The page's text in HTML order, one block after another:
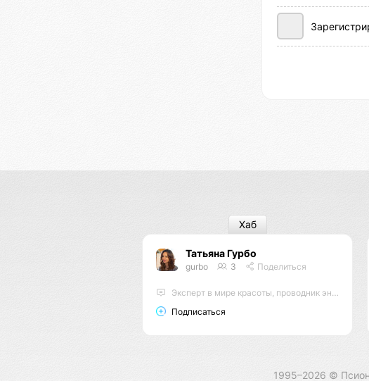
Татьяна Гурбо
gurbo 3 Поделиться
Эксперт в мире красоты, проводник энергий, мастер энергопрактик
Подписаться
Хаб
1995–2026 ©